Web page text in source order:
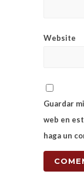
Website
Guardar
web en
haga un